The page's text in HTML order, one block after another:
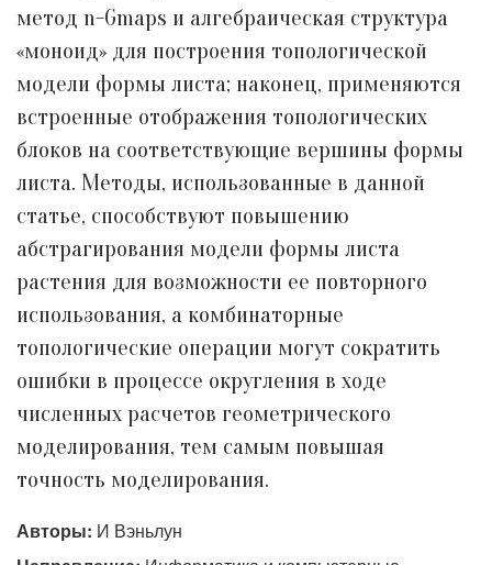
метод n-Gmaps и алгебраическая структура
«моноид» для построения топологической
модели формы листа; наконец, применяются
встроенные отображения топологических
блоков на соответствующие вершины формы
листа. Методы, использованные в данной
статье, способствуют повышению
абстрагирования модели формы листа
растения для возможности ее повторного
использования, а комбинаторные
топологические операции могут сократить
ошибки в процессе округления в ходе
численных расчетов геометрического
моделирования, тем самым повышая
точность моделирования.
Авторы: И Вэньлун